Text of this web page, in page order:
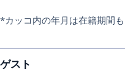
*カッコ内の年月は在籍期間
ゲスト